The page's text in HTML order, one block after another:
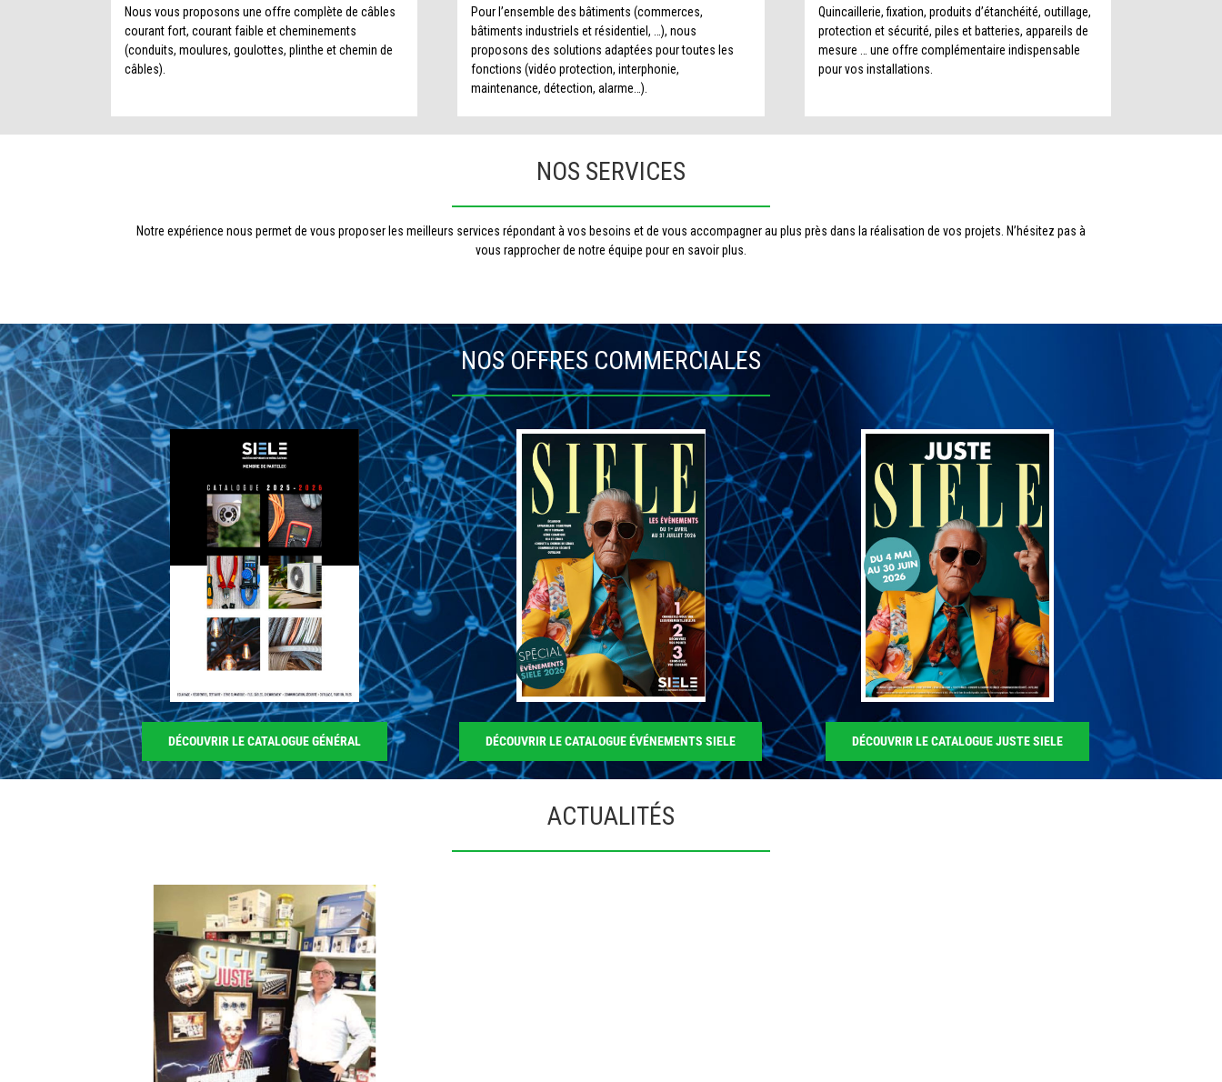
Nous vous proposons une offre complète de câbles
courant fort, courant faible et cheminements
(conduits, moulures, goulottes, plinthe et chemin de
câbles).
Pour l’ensemble des bâtiments (commerces,
bâtiments industriels et résidentiel, …), nous
proposons des solutions adaptées pour toutes les
fonctions (vidéo protection, interphonie,
maintenance, détection, alarme…).
Quincaillerie, fixation, produits d’étanchéité, outillage,
protection et sécurité, piles et batteries, appareils de
mesure … une offre complémentaire indispensable
pour vos installations.
NOS SERVICES
Notre expérience nous permet de vous proposer les meilleurs services répondant à vos besoins et de vous accompagner au plus près dans la réalisation de vos projets. N’hésitez pas à
vous rapprocher de notre équipe pour en savoir plus.
NOS OFFRES COMMERCIALES
DÉCOUVRIR LE CATALOGUE GÉNÉRAL DÉCOUVRIR LE CATALOGUE ÉVÉNEMENTS SIELE DÉCOUVRIR LE CATALOGUE JUSTE SIELE
ACTUALITÉS